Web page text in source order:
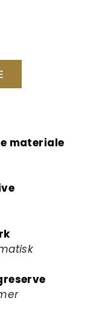
materiale